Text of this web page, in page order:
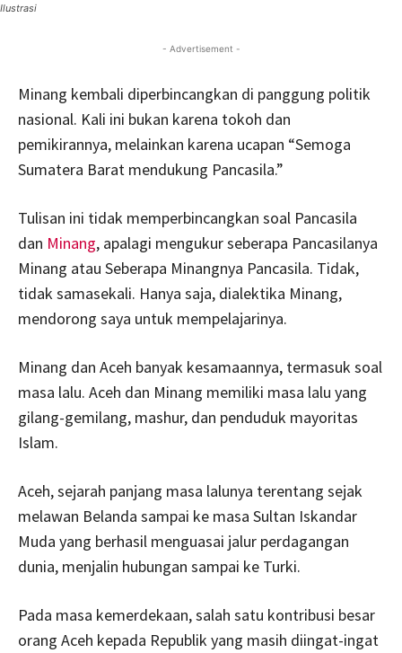
Ilustrasi
- Advertisement -
Minang kembali diperbincangkan di panggung politik
nasional. Kali ini bukan karena tokoh dan
pemikirannya, melainkan karena ucapan “Semoga
Sumatera Barat mendukung Pancasila.”
Tulisan ini tidak memperbincangkan soal Pancasila
dan Minang, apalagi mengukur seberapa Pancasilanya
Minang atau Seberapa Minangnya Pancasila. Tidak,
tidak samasekali. Hanya saja, dialektika Minang,
mendorong saya untuk mempelajarinya.
Minang dan Aceh banyak kesamaannya, termasuk soal
masa lalu. Aceh dan Minang memiliki masa lalu yang
gilang-gemilang, mashur, dan penduduk mayoritas
Islam.
Aceh, sejarah panjang masa lalunya terentang sejak
melawan Belanda sampai ke masa Sultan Iskandar
Muda yang berhasil menguasai jalur perdagangan
dunia, menjalin hubungan sampai ke Turki.
Pada masa kemerdekaan, salah satu kontribusi besar
orang Aceh kepada Republik yang masih diingat-ingat